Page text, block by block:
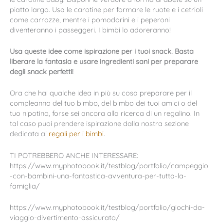
piatto largo. Usa le carotine per formare le ruote e i cetrioli
come carrozze, mentre i pomodorini e i peperoni
diventeranno i passeggeri. I bimbi lo adoreranno!
Usa queste idee come ispirazione per i tuoi snack. Basta
liberare la fantasia e usare ingredienti sani per preparare
degli snack perfetti!
Ora che hai qualche idea in più su cosa preparare per il
compleanno del tuo bimbo, del bimbo dei tuoi amici o del
tuo nipotino, forse sei ancora alla ricerca di un regalino. In
tal caso puoi prendere ispirazione dalla nostra sezione
dedicata ai regali per i bimbi.
TI POTREBBERO ANCHE INTERESSARE:
https://www.myphotobook.it/testblog/portfolio/campeggio
-con-bambini-una-fantastica-avventura-per-tutta-la-
famiglia/
https://www.myphotobook.it/testblog/portfolio/giochi-da-
viaggio-divertimento-assicurato/